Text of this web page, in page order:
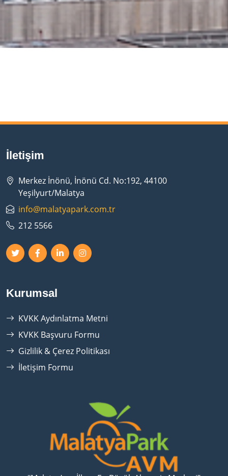
İletişim
Merkez İnönü, İnönü Cd. No:192, 44100
Yeşilyurt/Malatya
info@malatyapark.com.tr
212 5566
Kurumsal
KVKK Aydınlatma Metni
KVKK Başvuru Formu
Gizlilik & Çerez Politikası
İletişim Formu